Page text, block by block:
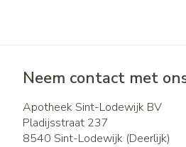
Neem contact met
Apotheek Sint-Lodewijk BV
Pladijsstraat 237
8540 Sint-Lodewijk (Deerlijk)